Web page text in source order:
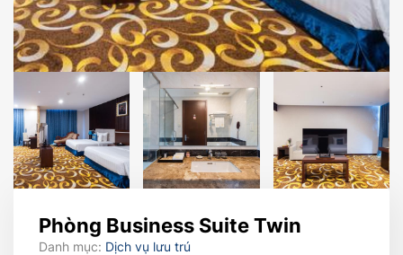
Phòng Business Suite Twin
Danh mục: Dịch vụ lưu trú